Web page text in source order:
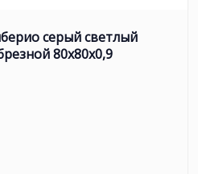
серый светлый
80x80x0,9